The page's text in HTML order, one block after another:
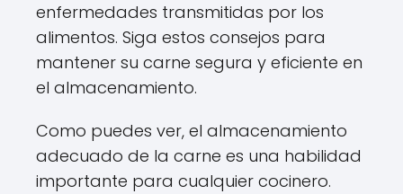
enfermedades transmitidas por los
alimentos. Siga estos consejos para
mantener su carne segura y eficiente en
el almacenamiento.
Como puedes ver, el almacenamiento
adecuado de la carne es una habilidad
importante para cualquier cocinero.